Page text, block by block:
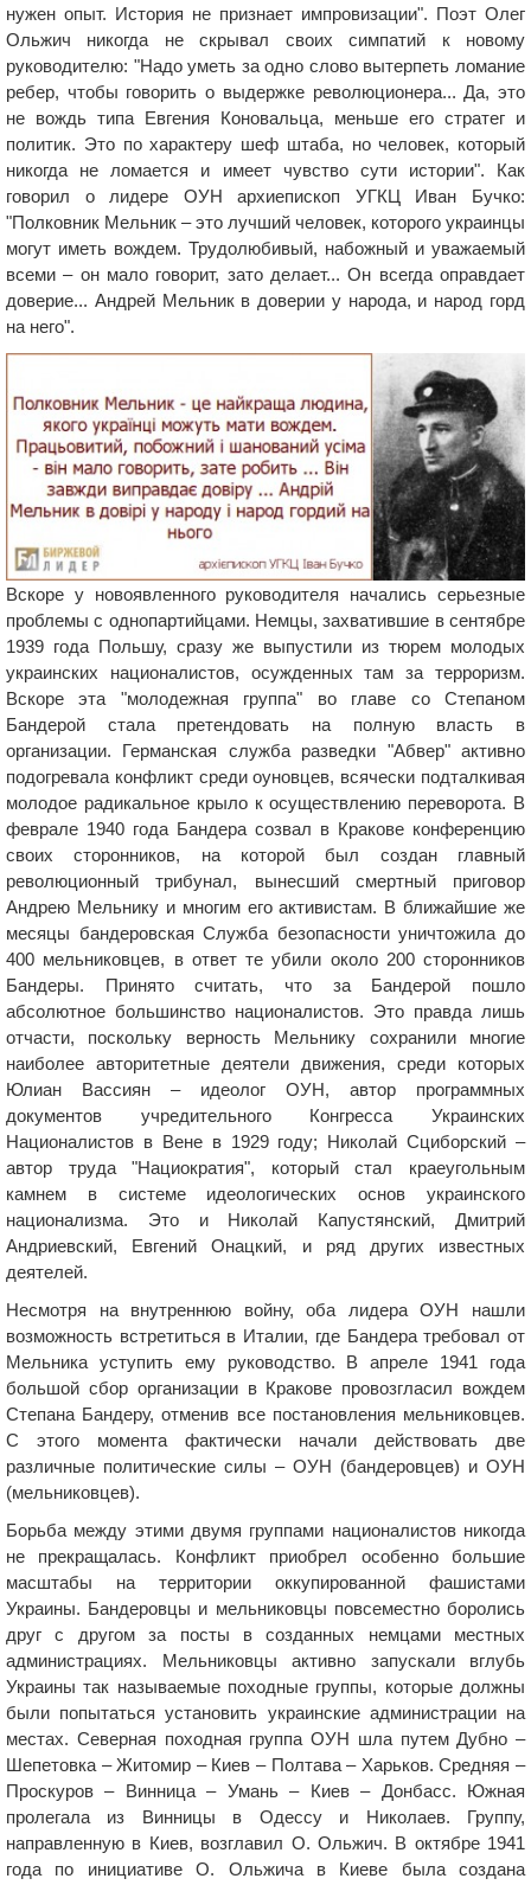
нужен опыт. История не признает импровизации". Поэт Олег
Ольжич никогда не скрывал своих симпатий к новому
руководителю: "Надо уметь за одно слово вытерпеть ломание
ребер, чтобы говорить о выдержке революционера... Да, это
не вождь типа Евгения Коновальца, меньше его стратег и
политик. Это по характеру шеф штаба, но человек, который
никогда не ломается и имеет чувство сути истории". Как
говорил о лидере ОУН архиепископ УГКЦ Иван Бучко:
"Полковник Мельник – это лучший человек, которого украинцы
могут иметь вождем. Трудолюбивый, набожный и уважаемый
всеми – он мало говорит, зато делает... Он всегда оправдает
доверие... Андрей Мельник в доверии у народа, и народ горд
на него".
Вскоре у новоявленного руководителя начались серьезные
проблемы с однопартийцами. Немцы, захватившие в сентябре
1939 года Польшу, сразу же выпустили из тюрем молодых
украинских националистов, осужденных там за терроризм.
Вскоре эта "молодежная группа" во главе со Степаном
Бандерой стала претендовать на полную власть в
организации. Германская служба разведки "Абвер" активно
подогревала конфликт среди оуновцев, всячески подталкивая
молодое радикальное крыло к осуществлению переворота. В
феврале 1940 года Бандера созвал в Кракове конференцию
своих сторонников, на которой был создан главный
революционный трибунал, вынесший смертный приговор
Андрею Мельнику и многим его активистам. В ближайшие же
месяцы бандеровская Служба безопасности уничтожила до
400 мельниковцев, в ответ те убили около 200 сторонников
Бандеры. Принято считать, что за Бандерой пошло
абсолютное большинство националистов. Это правда лишь
отчасти, поскольку верность Мельнику сохранили многие
наиболее авторитетные деятели движения, среди которых
Юлиан Вассиян – идеолог ОУН, автор программных
документов учредительного Конгресса Украинских
Националистов в Вене в 1929 году; Николай Сциборский –
автор труда "Нациократия", который стал краеугольным
камнем в системе идеологических основ украинского
национализма. Это и Николай Капустянский, Дмитрий
Андриевский, Евгений Онацкий, и ряд других известных
деятелей.
Несмотря на внутреннюю войну, оба лидера ОУН нашли
возможность встретиться в Италии, где Бандера требовал от
Мельника уступить ему руководство. В апреле 1941 года
большой сбор организации в Кракове провозгласил вождем
Степана Бандеру, отменив все постановления мельниковцев.
С этого момента фактически начали действовать две
различные политические силы – ОУН (бандеровцев) и ОУН
(мельниковцев).
Борьба между этими двумя группами националистов никогда
не прекращалась. Конфликт приобрел особенно большие
масштабы на территории оккупированной фашистами
Украины. Бандеровцы и мельниковцы повсеместно боролись
друг с другом за посты в созданных немцами местных
администрациях. Мельниковцы активно запускали вглубь
Украины так называемые походные группы, которые должны
были попытаться установить украинские администрации на
местах. Северная походная группа ОУН шла путем Дубно –
Шепетовка – Житомир – Киев – Полтава – Харьков. Средняя –
Проскуров – Винница – Умань – Киев – Донбасс. Южная
пролегала из Винницы в Одессу и Николаев. Группу,
направленную в Киев, возглавил О. Ольжич. В октябре 1941
года по инициативе О. Ольжича в Киеве была создана